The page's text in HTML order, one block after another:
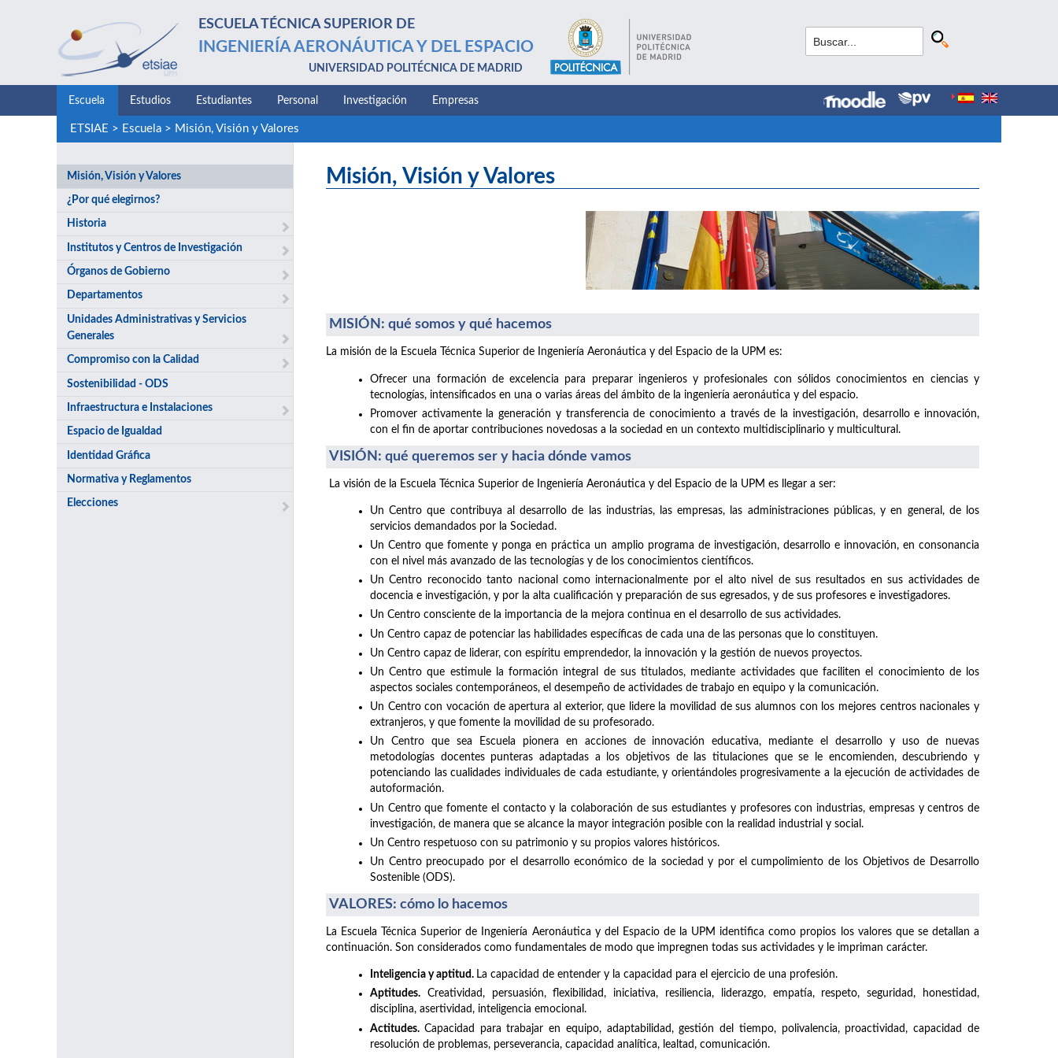
ESCUELA TÉCNICA SUPERIOR DE
INGENIERÍA AERONÁUTICA Y DEL ESPACIO
UNIVERSIDAD POLITÉCNICA DE MADRID
Escuela Estudios Estudiantes Personal Investigación Empresas
ETSIAE > Escuela> Misión, Visión y Valores
Misión, Visión y Valores
¿Por qué elegirnos?
Historia
Institutos y Centros de Investigación
Órganos de Gobierno
Departamentos
Unidades Administrativas y Servicios
Generales
Compromiso con la Calidad
Sostenibilidad - ODS
Infraestructura e Instalaciones
Espacio de Igualdad
Identidad Gráfica
Normativa y Reglamentos
Elecciones
Misión, Visión y Valores
MISIÓN: qué somos y qué hacemos
La misión de la Escuela Técnica Superior de Ingeniería Aeronáutica y del Espacio de la UPM es:
Ofrecer una formación de excelencia para preparar ingenieros y profesionales con sólidos conocimientos en ciencias y
tecnologías, intensificados en una o varias áreas del ámbito de la ingeniería aeronáutica y del espacio.
Promover activamente la generación y transferencia de conocimiento a través de la investigación, desarrollo e innovación,
con el fin de aportar contribuciones novedosas a la sociedad en un contexto multidisciplinario y multicultural.
VISIÓN: qué queremos ser y hacia dónde vamos
La visión de la Escuela Técnica Superior de Ingeniería Aeronáutica y del Espacio de la UPM es llegar a ser:
Un Centro que contribuya al desarrollo de las industrias, las empresas, las administraciones públicas, y en general, de los
servicios demandados por la Sociedad.
Un Centro que fomente y ponga en práctica un amplio programa de investigación, desarrollo e innovación, en consonancia
con el nivel más avanzado de las tecnologías y de los conocimientos científicos.
Un Centro reconocido tanto nacional como internacionalmente por el alto nivel de sus resultados en sus actividades de
docencia e investigación, y por la alta cualificación y preparación de sus egresados, y de sus profesores e investigadores.
Un Centro consciente de la importancia de la mejora continua en el desarrollo de sus actividades.
Un Centro capaz de potenciar las habilidades específicas de cada una de las personas que lo constituyen.
Un Centro capaz de liderar, con espíritu emprendedor, la innovación y la gestión de nuevos proyectos.
Un Centro que estimule la formación integral de sus titulados, mediante actividades que faciliten el conocimiento de los
aspectos sociales contemporáneos, el desempeño de actividades de trabajo en equipo y la comunicación.
Un Centro con vocación de apertura al exterior, que lidere la movilidad de sus alumnos con los mejores centros nacionales y
extranjeros, y que fomente la movilidad de su profesorado.
Un Centro que sea Escuela pionera en acciones de innovación educativa, mediante el desarrollo y uso de nuevas
metodologías docentes punteras adaptadas a los objetivos de las titulaciones que se le encomienden, descubriendo y
potenciando las cualidades individuales de cada estudiante, y orientándoles progresivamente a la ejecución de actividades de
autoformación.
Un Centro que fomente el contacto y la colaboración de sus estudiantes y profesores con industrias, empresas y centros de
investigación, de manera que se alcance la mayor integración posible con la realidad industrial y social.
Un Centro respetuoso con su patrimonio y su propios valores históricos.
Un Centro preocupado por el desarrollo económico de la sociedad y por el cumpolimiento de los Objetivos de Desarrollo
Sostenible (ODS).
VALORES: cómo lo hacemos
La Escuela Técnica Superior de Ingeniería Aeronáutica y del Espacio de la UPM identifica como propios los valores que se detallan a
continuación. Son considerados como fundamentales de modo que impregnen todas sus actividades y le impriman carácter.
Inteligencia y aptitud. La capacidad de entender y la capacidad para el ejercicio de una profesión.
Aptitudes. Creatividad, persuasión, flexibilidad, iniciativa, resiliencia, liderazgo, empatía, respeto, seguridad, honestidad,
disciplina, asertividad, inteligencia emocional.
Actitudes. Capacidad para trabajar en equipo, adaptabilidad, gestión del tiempo, polivalencia, proactividad, capacidad de
resolución de problemas, perseverancia, capacidad analítica, lealtad, comunicación.